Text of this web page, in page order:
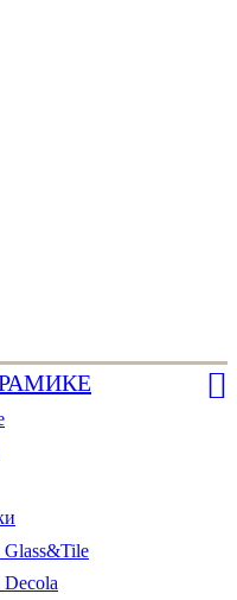
Glass&Tile